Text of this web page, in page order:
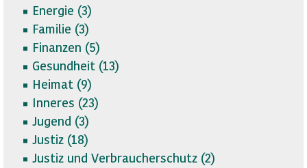
Energie (3)
Familie (3)
Finanzen (5)
Gesundheit (13)
Heimat (9)
Inneres (23)
Jugend (3)
Justiz (18)
Justiz und Verbraucherschutz (2)